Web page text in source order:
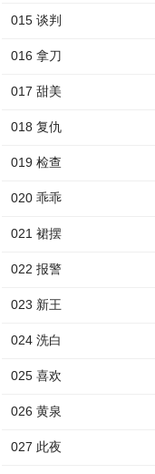
015 谈判
016 拿刀
017 甜美
018 复仇
019 检查
020 乖乖
021 裙摆
022 报警
023 新王
024 洗白
025 喜欢
026 黄泉
027 此夜